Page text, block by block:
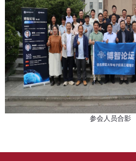
参会人员合影